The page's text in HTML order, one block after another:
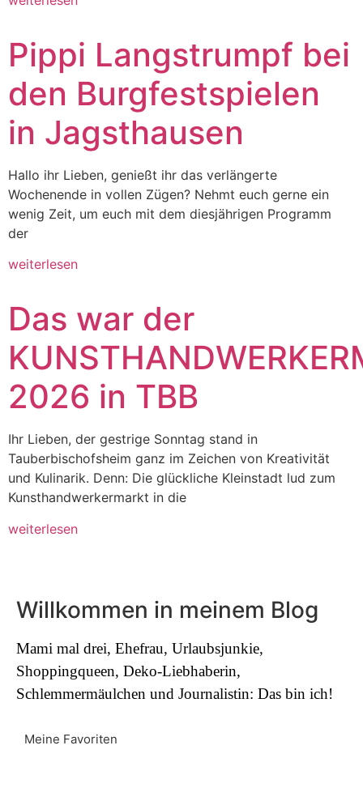
Pippi Langstrumpf bei
den Burgfestspielen
in Jagsthausen
Hallo ihr Lieben, genießt ihr das verlängerte
Wochenende in vollen Zügen? Nehmt euch gerne ein
wenig Zeit, um euch mit dem diesjährigen Programm
der
weiterlesen
Das war der
2026 in TBB
Ihr Lieben, der gestrige Sonntag stand in
Tauberbischofsheim ganz im Zeichen von Kreativität
und Kulinarik. Denn: Die glückliche Kleinstadt lud zum
Kunsthandwerkermarkt in die
weiterlesen
Willkommen in meinem Blog
Mami mal drei, Ehefrau, Urlaubsjunkie,
Shoppingqueen, Deko-Liebhaberin,
Schlemmermäulchen und Journalistin: Das bin ich!
Meine Favoriten